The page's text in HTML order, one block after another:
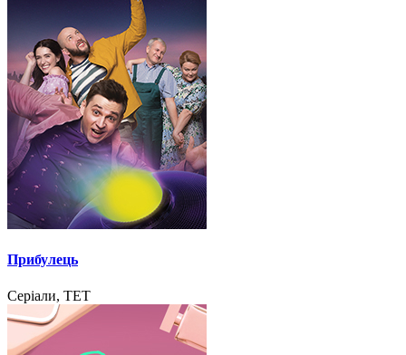
Прибулець
Серіали, ТЕТ